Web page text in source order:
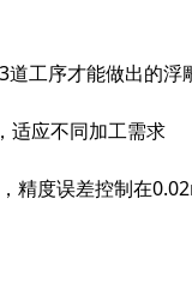
道工序才能做出的浮
适应不同加工需求
精度误差控制在